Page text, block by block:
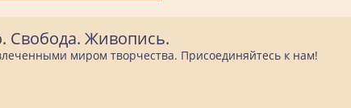
Свобода. Живопись.
миром творчества. Присоединяйтесь к нам!